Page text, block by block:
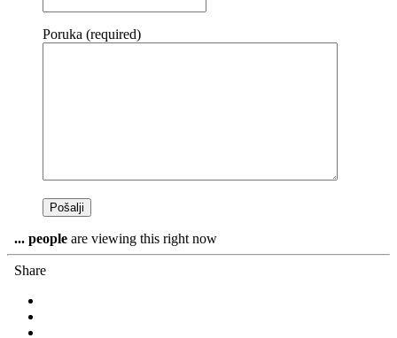
Poruka (required)
... people are viewing this right now
Share